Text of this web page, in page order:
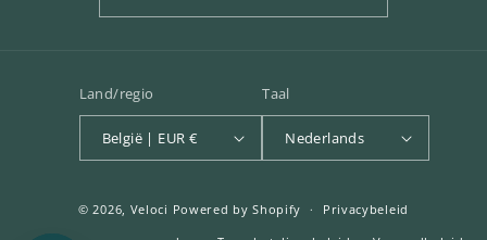
Land/regio
België | EUR €
Taal
Nederlands
© 2026, Veloci Powered by Shopify
Privacybeleid